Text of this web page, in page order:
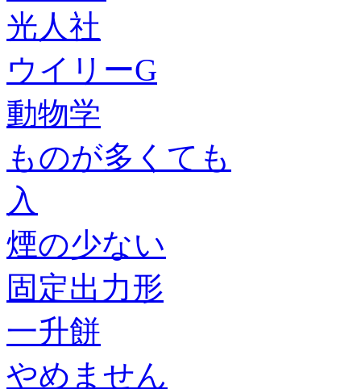
光人社
ウイリーG
動物学
ものが多くても
入
煙の少ない
固定出力形
一升餅
やめません